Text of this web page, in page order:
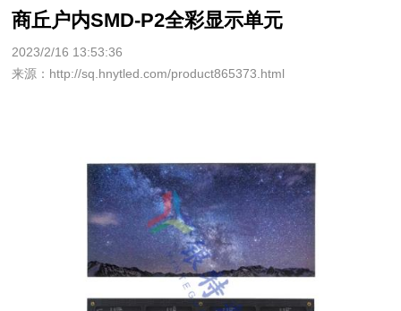
商丘户内SMD-P2全彩显示单元
2023/2/16 13:53:36
来源：http://sq.hnytled.com/product865373.html